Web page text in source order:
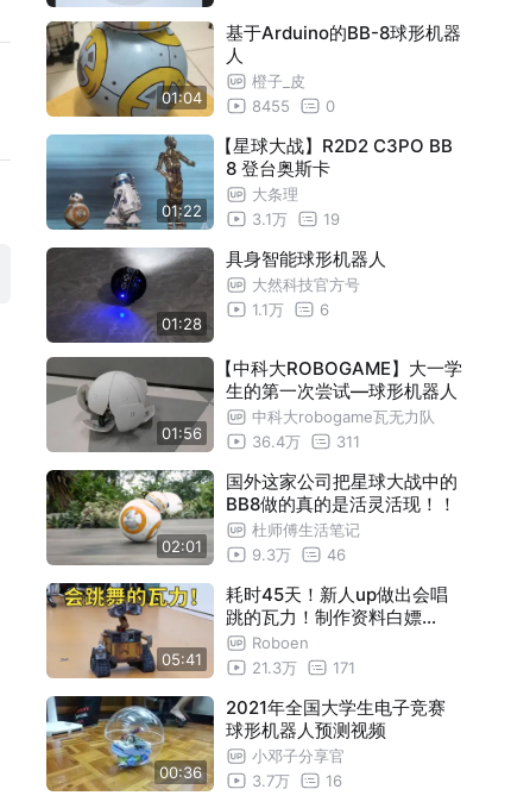
01:04
基于Arduino的BB-8球形机器
人
橙子_皮
8455
0
01:22
【星球大战】R2D2 C3PO BB
8 登台奥斯卡
大条理
3.1万
19
01:28
具身智能球形机器人
大然科技官方号
1.1万
6
01:56
【中科大ROBOGAME】大一学
生的第一次尝试—球形机器人
中科大robogame瓦无力队
36.4万
311
02:01
国外这家公司把星球大战中的
BB8做的真的是活灵活现！！
杜师傅生活笔记
9.3万
46
05:41
耗时45天！新人up做出会唱
跳的瓦力！制作资料白嫖…
Roboen
21.3万
171
00:36
2021年全国大学生电子竞赛
球形机器人预测视频
小邓子分享官
3.7万
16